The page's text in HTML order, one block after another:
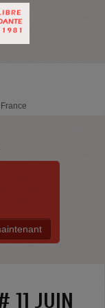
11 JUIN